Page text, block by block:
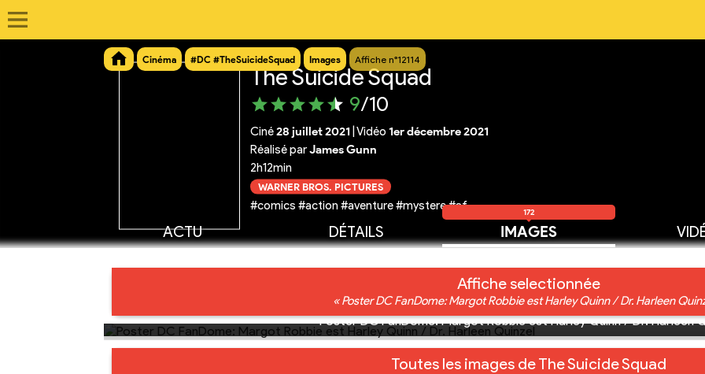
Cinéma #DC #TheSuicideSquad Images Affiche n°12114
The Suicide Squad
9/10
Ciné28 juillet 2021 Vidéo 1er décembre 2021
Réalisé parJames Gunn
2h12min
WARNER BROS. PICTURES
#comics #action #aventure #mystere #sf
ACTU DÉTAILS IMAGES
172
Affiche selectionnée
« Poster DC FanDome: Margot Robbie est Harley Quinn / Dr. Harleen
Poster DC FanDome: Margot Robbie est Harley Quinn / Dr. Harleen
Toutes les images de The Suicide Squad